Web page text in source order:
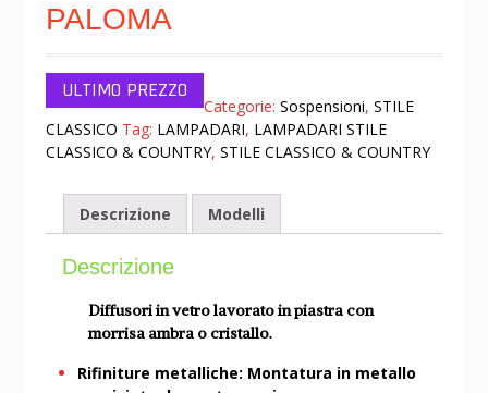
PALOMA
Categorie: Sospensioni, STILE
CLASSICO Tag: LAMPADARI, LAMPADARI STILE
CLASSICO & COUNTRY, STILE CLASSICO & COUNTRY
Descrizione Modelli
Descrizione
Diffusori in vetro lavorato in piastra con
morrisa ambra o cristallo.
Rifiniture metalliche: Montatura in metallo